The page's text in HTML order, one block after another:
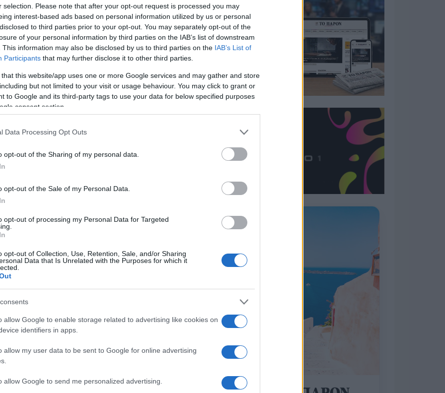
selection. Please note that after your opt-out request is processed you may
interest-based ads based on personal information utilized by us or personal
to third parties prior to your opt-out. You may separately opt-out of the
of your personal information by third parties on the IAB’s list of downstream
This information may also be disclosed by us to third parties on the IAB’s List of
Participants that may further disclose it to other third parties.
that this website/app uses one or more Google services and may gather and store
but not limited to your visit or usage behaviour. You may click to grant or
to Google and its third-party tags to use your data for below specified purposes
consent section.
Data Processing Opt Outs
opt-out of the Sharing of my personal data.
opt-out of the Sale of my Personal Data.
opt-out of processing my Personal Data for Targeted
opt-out of Collection, Use, Retention, Sale, and/or Sharing
Data that Is Unrelated with the Purposes for which it
allow Google to enable storage related to advertising like cookies on
identifiers in apps.
allow my user data to be sent to Google for online advertising
allow Google to send me personalized advertising.
Η
Fitness routine για το καλοκαίρι: 4 hacks
που αξίζει να δοκιμάσεις
Πώς να φτιάξεις το αγαπημένο φαγητό
της Cardi B στο σπίτι σε λίγα λεπτά
Τηλεοπτικά «Μαγειρέματα», Ψηφιακοί
Τράπουλα των Ελληνικών Media
βοριάδες και σταδιακή άνοδο της
θερμοκρασίας
Η ΣΤΗΛΗ ΜΑΣ